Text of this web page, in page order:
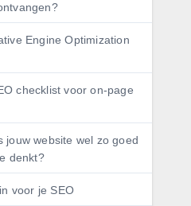
Engine Optimization
checklist voor on-page
jouw website wel zo goed
denkt?
voor je SEO